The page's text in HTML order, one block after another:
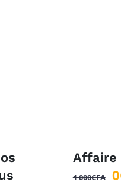
Affaire
1 000CFA 0